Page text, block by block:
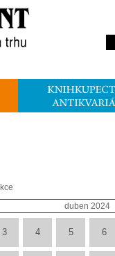
duben 2024
3 4 5 6